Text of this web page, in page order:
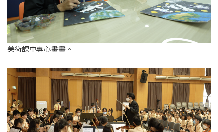
美術課中專心畫畫。